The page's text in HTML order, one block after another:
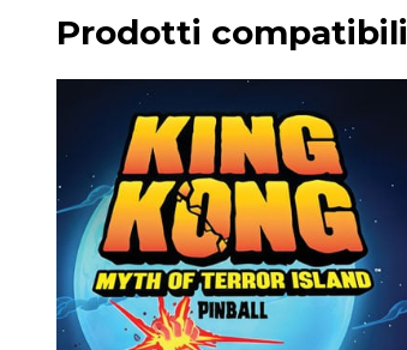
Prodotti compatibili